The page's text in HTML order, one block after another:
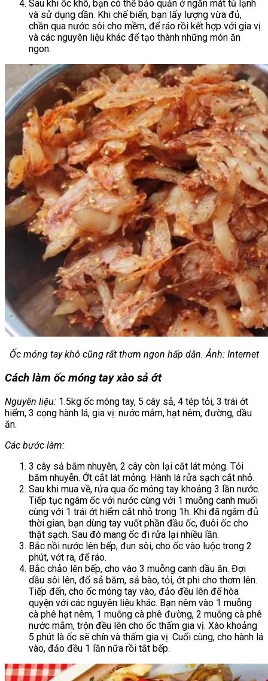
Sau khi ốc khô, bạn có thể bảo quản ở ngăn mát tủ lạnh
và sử dụng dần. Khi chế biến, bạn lấy lượng vừa đủ,
chần qua nước sôi cho mềm, để ráo rồi kết hợp với gia vị
và các nguyên liệu khác để tạo thành những món ăn
ngon.
Ốc móng tay khô cũng rất thơm ngon hấp dẫn. Ảnh: Internet
Cách làm ốc móng tay xào sả ớt
Nguyên liệu: 1.5kg ốc móng tay, 5 cây sả, 4 tép tỏi, 3 trái ớt
hiểm, 3 cọng hành lá, gia vị: nước mắm, hạt nêm, đường, dầu
ăn.
Các bước làm:
3 cây sả băm nhuyễn, 2 cây còn lại cắt lát mỏng. Tỏi
băm nhuyễn. Ớt cắt lát mỏng. Hành lá rửa sạch cắt nhỏ.
Sau khi mua về, rửa qua ốc móng tay khoảng 3 lần nước.
Tiếp tục ngâm ốc với nước cùng với 1 muỗng canh muối
cùng với 1 trái ớt hiểm cắt nhỏ trong 1h. Khi đã ngâm đủ
thời gian, bạn dùng tay vuốt phần đầu ốc, đuôi ốc cho
thật sạch. Sau đó mang ốc đi rửa lại nhiều lần.
Bắc nồi nước lên bếp, đun sôi, cho ốc vào luộc trong 2
phút, vớt ra, để ráo.
Bắc chảo lên bếp, cho vào 3 muỗng canh dầu ăn. Đợi
dầu sôi lên, đổ sả băm, sả bào, tỏi, ớt phi cho thơm lên.
Tiếp đến, cho ốc móng tay vào, đảo đều lên để hòa
quyện với các nguyên liệu khác. Bạn nêm vào 1 muỗng
cà phê hạt nêm, 1 muỗng cà phê đường, 2 muỗng cà phê
nước mắm, trộn đều lên cho ốc thấm gia vị. Xào khoảng
5 phút là ốc sẽ chín và thấm gia vị. Cuối cùng, cho hành lá
vào, đảo đều 1 lần nữa rồi tắt bếp.